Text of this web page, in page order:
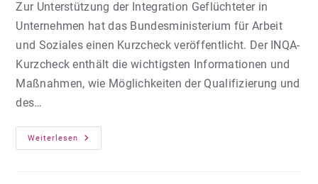
Zur Unterstützung der Integration Geflüchteter in
Unternehmen hat das Bundesministerium für Arbeit
und Soziales einen Kurzcheck veröffentlicht. Der INQA-
Kurzcheck enthält die wichtigsten Informationen und
Maßnahmen, wie Möglichkeiten der Qualifizierung und
des…
Weiterlesen
Kurz­
Check: